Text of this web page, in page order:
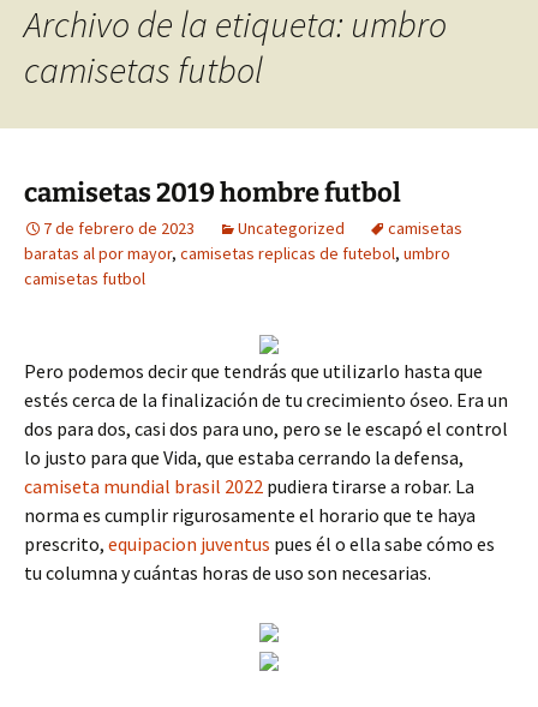
Archivo de la etiqueta: umbro
camisetas futbol
camisetas 2019 hombre futbol
7 de febrero de 2023 Uncategorized
camisetas
baratas al por mayor, camisetas replicas de futebol, umbro
camisetas futbol
Pero podemos decir que tendrás que utilizarlo hasta que
estés cerca de la finalización de tu crecimiento óseo. Era un
dos para dos, casi dos para uno, pero se le escapó el control
lo justo para que Vida, que estaba cerrando la defensa,
camiseta mundial brasil 2022 pudiera tirarse a robar. La
norma es cumplir rigurosamente el horario que te haya
prescrito, equipacion juventus pues él o ella sabe cómo es
tu columna y cuántas horas de uso son necesarias.